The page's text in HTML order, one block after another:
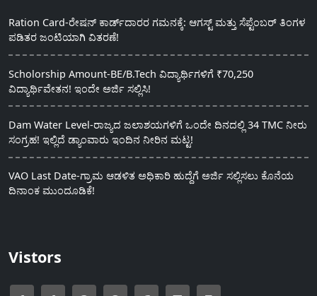
Ration Card-ರೇಷನ್ ಕಾರ್ಡ್‍ದಾರರ ಗಮನಕ್ಕೆ: ಆಗಸ್ಟ್ ಮತ್ತು ಸೆಪ್ಟೆಂಬರ್ ತಿಂಗಳ
ಪಡಿತರ ಜಂಟಿಯಾಗಿ ವಿತರಣೆ!
Scholorship Amount-BE/B.Tech ವಿದ್ಯಾರ್ಥಿಗಳಿಗೆ ₹70,250
ವಿದ್ಯಾರ್ಥಿವೇತನ! ಇಂದೇ ಅರ್ಜಿ ಸಲ್ಲಿಸಿ!
Dam Water Level-ರಾಜ್ಯದ ಜಲಾಶಯಗಳಿಗೆ ಒಂದೇ ದಿನದಲ್ಲಿ 34 TMC ನೀರು
ಸಂಗ್ರಹ! ಇಲ್ಲಿದೆ ಡ್ಯಾಂವಾರು ಇಂದಿನ ನೀರಿನ ಮಟ್ಟ!
VAO Last Date-ಗ್ರಾಮ ಆಡಳಿತ ಅಧಿಕಾರಿ ಹುದ್ದೆಗೆ ಅರ್ಜಿ ಸಲ್ಲಿಸಲು ಕೊನೆಯ
ದಿನಾಂಕ ಮುಂದೂಡಿಕೆ!
Vistors